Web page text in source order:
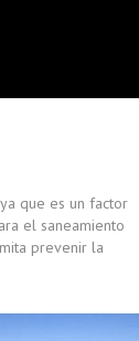
que es un factor
el saneamiento
prevenir la